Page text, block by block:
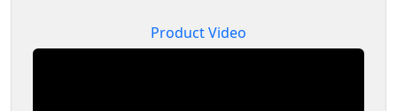
Product Video